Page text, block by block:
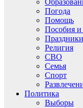
Погода
Помощь
Пособия
Праздники
Религия
СВО
Семья
Спорт
Политика
Выборы